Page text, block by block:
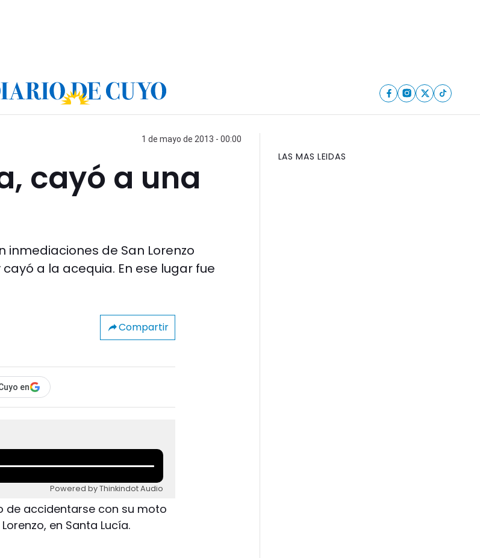
1 de mayo de 2013 - 00:00
cayó a una
de San Lorenzo
a la acequia. En ese lugar fue
Compartir
en
Powered by Thinkindot Audio
de accidentarse con su moto
en Santa Lucía.
LAS MAS LEIDAS